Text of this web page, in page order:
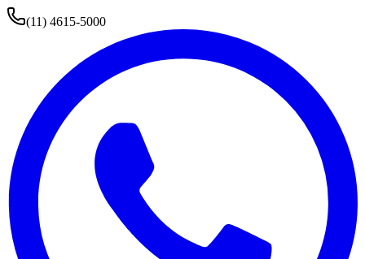
(11) 4615-5000